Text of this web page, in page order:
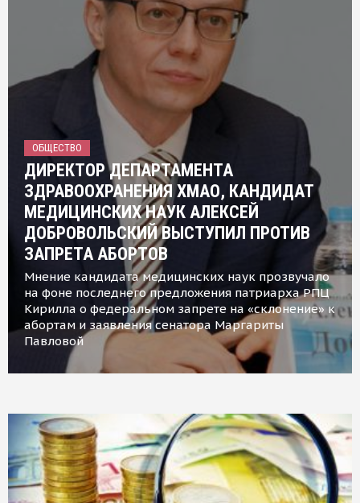
ОБЩЕСТВО
ДИРЕКТОР ДЕПАРТАМЕНТА
ЗДРАВООХРАНЕНИЯ ХМАО, КАНДИДАТ
МЕДИЦИНСКИХ НАУК АЛЕКСЕЙ
ДОБРОВОЛЬСКИЙ ВЫСТУПИЛ ПРОТИВ
ЗАПРЕТА АБОРТОВ
Мнение кандидата медицинских наук прозвучало
на фоне последнего предложения патриарха РПЦ
Кирилла о федеральном запрете на «склонение» к
абортам и заявления сенатора Маргариты
Павловой